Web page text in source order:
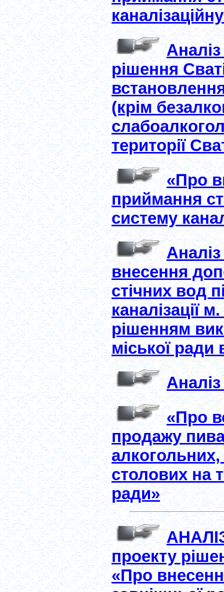
рішення
(крім
території
«Про
приймання
систему
внесення
стічних вод
каналізації
рішенням
міської ради
«Про
продажу
столових на
ради»
проекту
«Про